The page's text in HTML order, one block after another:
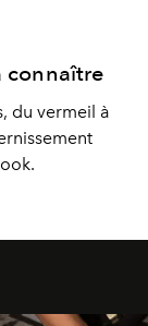
connaître
du vermeil à